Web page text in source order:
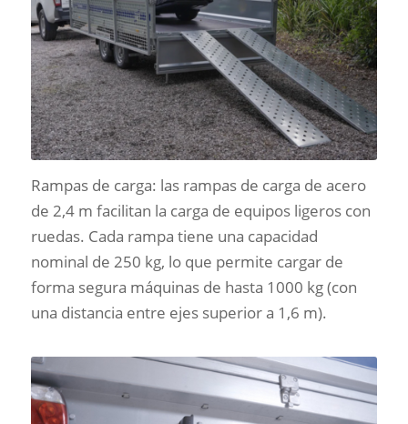
Rampas de carga: las rampas de carga de acero
de 2,4 m facilitan la carga de equipos ligeros con
ruedas. Cada rampa tiene una capacidad
nominal de 250 kg, lo que permite cargar de
forma segura máquinas de hasta 1000 kg (con
una distancia entre ejes superior a 1,6 m).